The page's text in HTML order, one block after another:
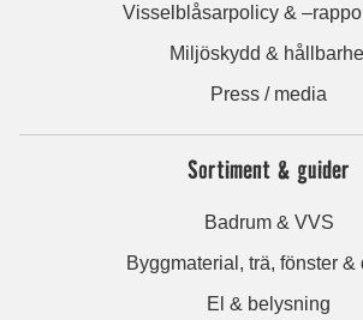
Visselblåsarpolicy &
Miljöskydd &
Press / media
Sortiment & guider
Badrum & VVS
Byggmaterial, trä, fönster &
El & belysning